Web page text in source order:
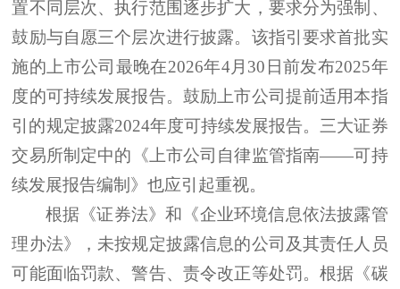
置不同层次、执行范围逐步扩大，要求分为强制、
鼓励与自愿三个层次进行披露。该指引要求首批实
施的上市公司最晚在2026年4月30日前发布2025年
度的可持续发展报告。鼓励上市公司提前适用本指
引的规定披露2024年度可持续发展报告。三大证券
交易所制定中的《上市公司自律监管指南——可持
续发展报告编制》也应引起重视。
根据《证券法》和《企业环境信息依法披露管
理办法》，未按规定披露信息的公司及其责任人员
可能面临罚款、警告、责令改正等处罚。根据《碳